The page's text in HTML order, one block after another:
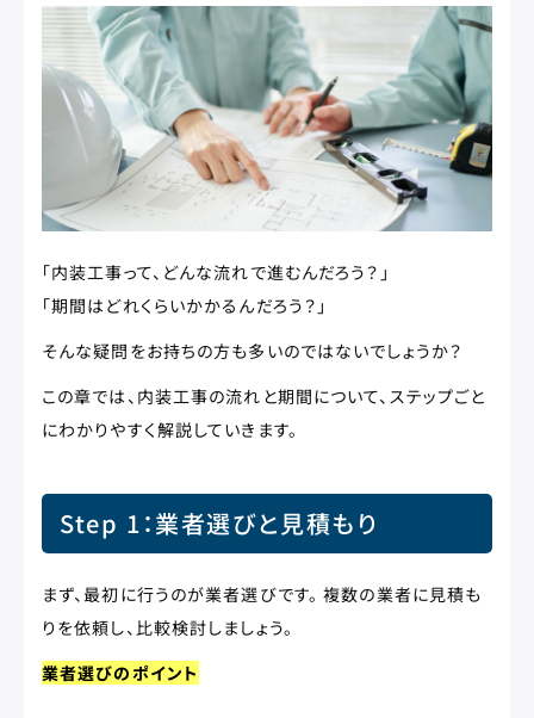
「内装工事って、どんな流れで進むんだろう？」
「期間はどれくらいかかるんだろう？」
そんな疑問をお持ちの方も多いのではないでしょうか？
この章では、内装工事の流れと期間について、ステップごと
にわかりやすく解説していきます。
Step 1：業者選びと見積もり
まず、最初に行うのが業者選びです。 複数の業者に見積も
りを依頼し、比較検討しましょう。
業者選びのポイント